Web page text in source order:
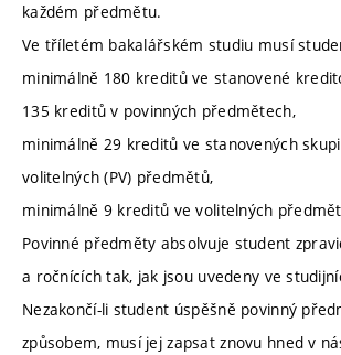
každém předmětu.
Ve tříletém bakalářském studiu musí
minimálně 180 kreditů ve stanovené
135 kreditů v povinných předmětech,
minimálně 29 kreditů ve stanovených
volitelných (PV) předmětů,
minimálně 9 kreditů ve volitelných
Povinné předměty absolvuje student
a ročnících tak, jak jsou uvedeny ve
Nezakončí-li student úspěšně povinný
způsobem, musí jej zapsat znovu hned v